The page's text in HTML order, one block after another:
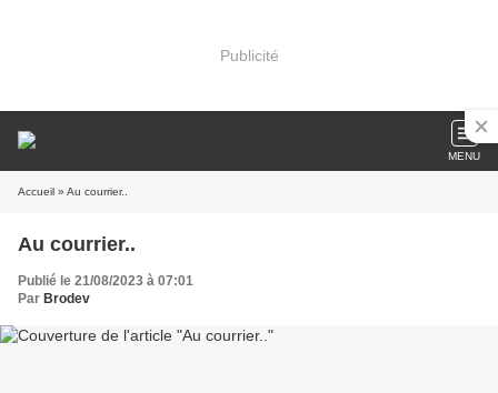
Publicité
MENU
Accueil » Au courrier..
Au courrier..
Publié le 21/08/2023 à 07:01
Par Brodev